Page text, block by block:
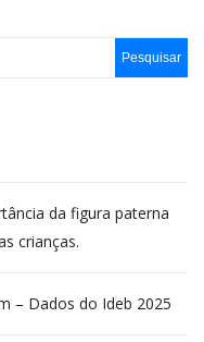
da figura paterna
crianças.
– Dados do Ideb 2025